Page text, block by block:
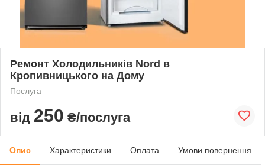
Ремонт Холодильників Nord в
Кропивницького на Дому
Послуга
від 250 ₴/послуга
Опис Характеристики Оплата Умови повернення